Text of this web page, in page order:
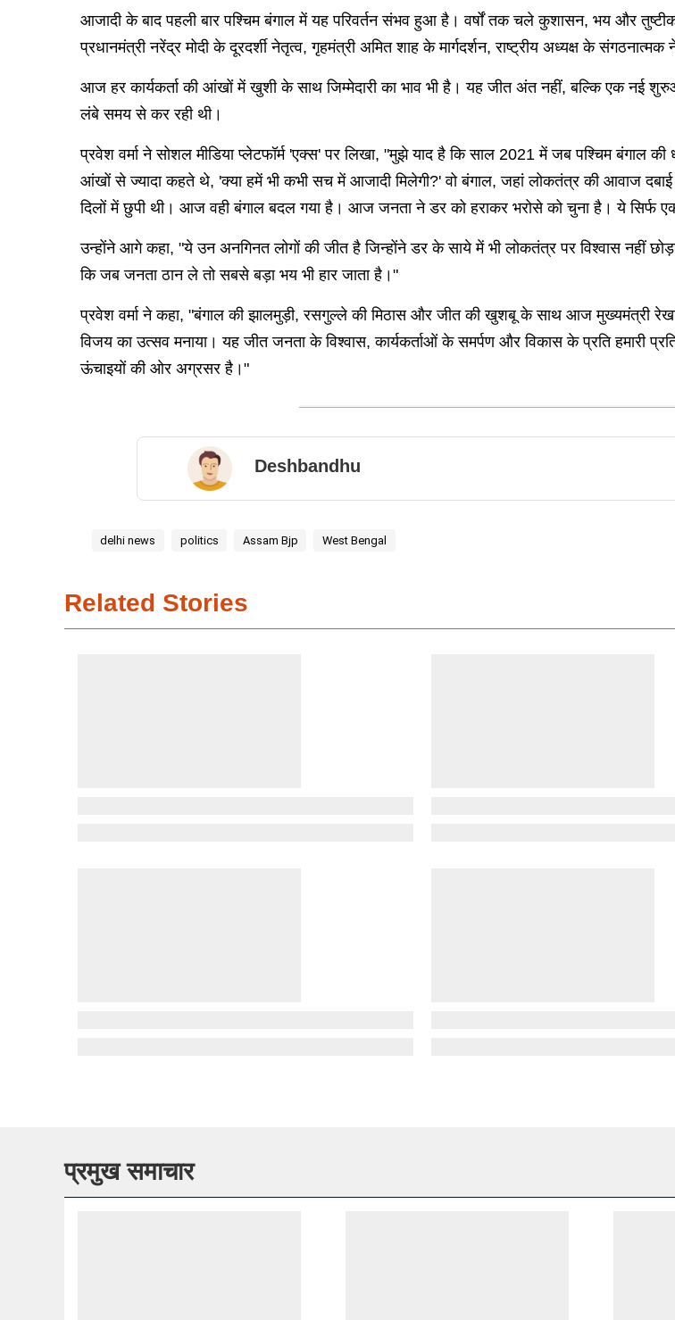
आजादी के बाद पहली बार पश्चिम बंगाल में यह परिवर्तन संभव हुआ है। वर्षों तक चले कुशासन, भय और
प्रधानमंत्री नरेंद्र मोदी के दूरदर्शी नेतृत्व, गृहमंत्री अमित शाह के मार्गदर्शन, राष्ट्रीय अध्यक्ष के
आज हर कार्यकर्ता की आंखों में खुशी के साथ जिम्मेदारी का भाव भी है। यह जीत अंत नहीं, बल्कि एक नई
लंबे समय से कर रही थी।
प्रवेश वर्मा ने सोशल मीडिया प्लेटफॉर्म 'एक्स' पर लिखा, "मुझे याद है कि साल 2021 में जब पश्चिम बंगाल
आंखों से ज्यादा कहते थे, 'क्या हमें भी कभी सच में आजादी मिलेगी?' वो बंगाल, जहां लोकतंत्र की आवाज दबाई
दिलों में छुपी थी। आज वही बंगाल बदल गया है। आज जनता ने डर को हराकर भरोसे को चुना है। ये सिर्फ
उन्होंने आगे कहा, "ये उन अनगिनत लोगों की जीत है जिन्होंने डर के साये में भी लोकतंत्र पर विश्वास नहीं
कि जब जनता ठान ले तो सबसे बड़ा भय भी हार जाता है।"
प्रवेश वर्मा ने कहा, "बंगाल की झालमुड़ी, रसगुल्ले की मिठास और जीत की खुशबू के साथ आज मुख्यमंत्री
विजय का उत्सव मनाया। यह जीत जनता के विश्वास, कार्यकर्ताओं के समर्पण और विकास के प्रति हमारी
ऊंचाइयों की ओर अग्रसर है।"
Deshbandhu
delhi news politics Assam Bjp West Bengal
Related Stories
प्रमुख समाचार